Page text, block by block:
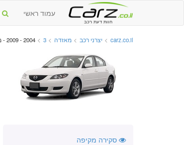
חוות דעת רכב
עמוד ראשי
carz.co.il
> יצרני רכב > מאזדה >
3
> 2004 - 2009 - מחירון
סקירה מקיפה